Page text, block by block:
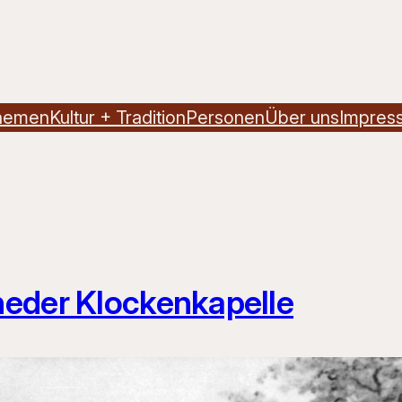
Kultur + TraditionPersonenÜber uns
Klockenkapelle